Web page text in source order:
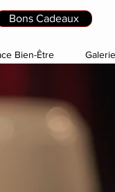
Bons Cadeaux
Bien-Être Galerie